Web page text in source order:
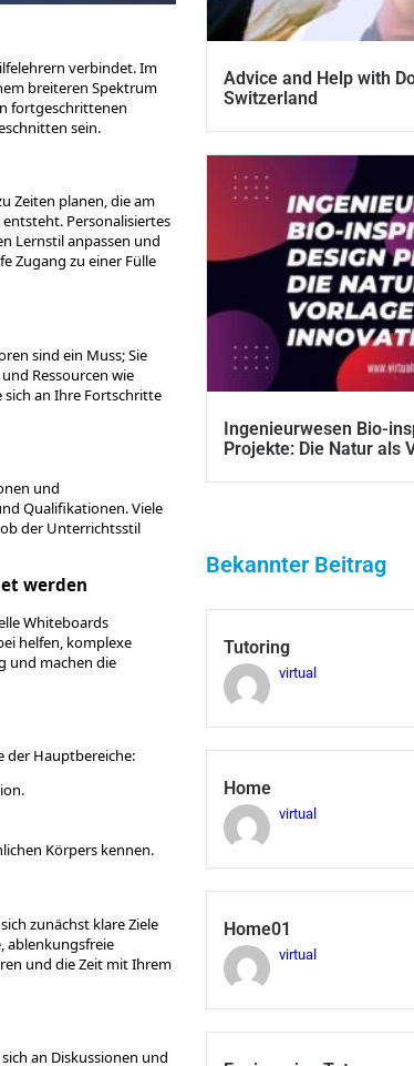
verbindet. Im
breiteren Spektrum
fortgeschrittenen
sein.
Zeiten planen, die am
Personalisiertes
Lernstil anpassen und
Zugang zu einer Fülle
sind ein Muss; Sie
Ressourcen wie
sich an Ihre Fortschritte
und
Qualifikationen. Viele
der Unterrichtsstil
werden
Whiteboards
helfen, komplexe
und machen die
der Hauptbereiche:
Körpers kennen.
zunächst klare Ziele
ablenkungsfreie
und die Zeit mit Ihrem
an Diskussionen und
Advice and Help with
Switzerland
Ingenieurwesen Bio-
Projekte: Die Natur als
Bekannter Beitrag
Tutoring
virtual
Home
virtual
Home01
virtual